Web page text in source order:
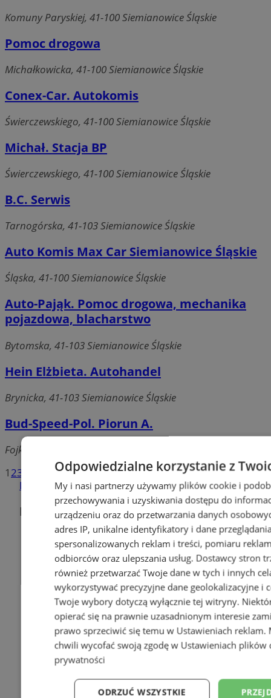
Komuny Paryskiej, 41-100 Siemianowice Śląskie
Pomoc drogowa
Michałkowicka, 41-100 Siemianowice Śląskie
Conex-Car. Autokomis
Świerczewskiego, 41-100 Siemianowice Śląskie
Michał. Stacja BP
Świerczewskiego, 41-100 Siemianowice Śląskie
B.C. Serwis
Tarnogórska, 41-103 Siemianowice Śląskie
Auto Komis Max Car Siemianowice Śląskie
Śląska, 41-100 Siemianowice Śląskie
Auto-Pająk. Pomoc drogowa, mechanika
pojazdowa, blacharstwo
Bytomska, 41-103 Siemianowice Śląskie
Hein Elżbieta. Autohandel
Brynicka, 41-103 Siemianowice Śląskie
Bud-Speed-Pol. Piorun A.
Fojkisa, 41-103 Siemianowice Śląskie
1 23
Dodaj firmę
Pozostałe firmy w kategorii
Akcesoria samochodowe
Autokomisy, samochody używane
Blacharstwo i lakiernictwo
Części samochodowe
Klimatyzacja samochodowa
Kursy prawa jazdy
Odpowiedzialne korzystanie z
My i nasi partnerzy używamy plików cookie i
przechowywania i uzyskiwania dostępu do
urządzeniu oraz do przetwarzania danych
adres IP, unikalne identyfikatory i dane
spersonalizowanych reklam i treści, pomiaru
odbiorców oraz ulepszania usług. Dostawcy stron
również przetwarzać Twoje dane w tych i innych
wykorzystywać precyzyjne dane geolokalizacyjne i
Twoje wybory dotyczą wyłącznie tej witryny.
opierać się na prawnie uzasadnionym interesie
prawo sprzeciwić się temu w Ustawieniach reklam.
chwili wycofać swoją zgodę w Ustawieniach plików
prywatności
ODRZUĆ WSZYSTKIE